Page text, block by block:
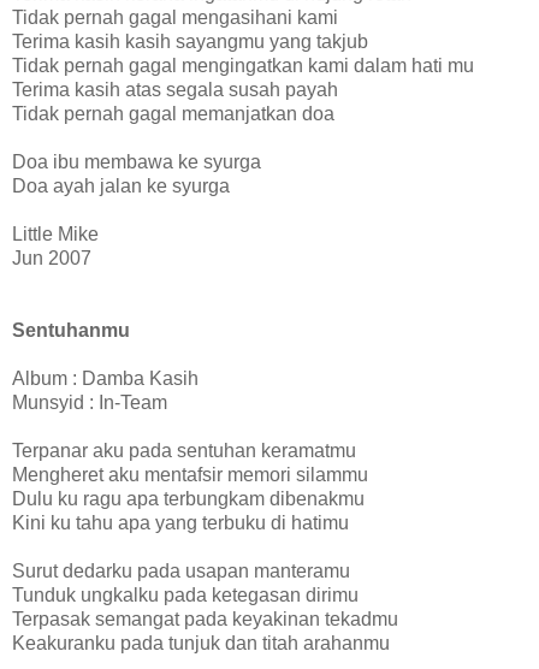
Tidak pernah gagal mengasihani kami
Terima kasih kasih sayangmu yang takjub
Tidak pernah gagal mengingatkan kami dalam hati mu
Terima kasih atas segala susah payah
Tidak pernah gagal memanjatkan doa
Doa ibu membawa ke syurga
Doa ayah jalan ke syurga
Little Mike
Jun 2007
Sentuhanmu
Album : Damba Kasih
Munsyid : In-Team
Terpanar aku pada sentuhan keramatmu
Mengheret aku mentafsir memori silammu
Dulu ku ragu apa terbungkam dibenakmu
Kini ku tahu apa yang terbuku di hatimu
Surut dedarku pada usapan manteramu
Tunduk ungkalku pada ketegasan dirimu
Terpasak semangat pada keyakinan tekadmu
Keakuranku pada tunjuk dan titah arahanmu